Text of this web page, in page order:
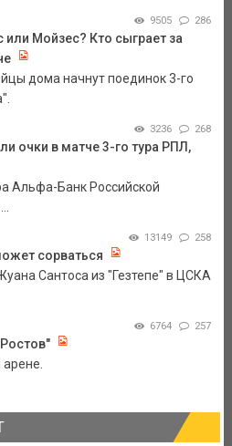
9505 286
или Мойзес? Кто сыграет за
дома начнут поединок 3-го
3236 268
очки в матче 3-го тура РПЛ,
Альфа-Банк Российской
13149 258
сорваться
Сантоса из "Гезтепе" в ЦСКА
6764 257
арене.